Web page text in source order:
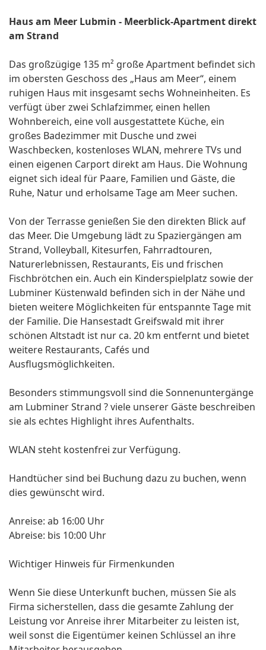
Haus am Meer Lubmin - Meerblick-Apartment direkt
am Strand
Das großzügige 135 m² große Apartment befindet sich
im obersten Geschoss des „Haus am Meer“, einem
ruhigen Haus mit insgesamt sechs Wohneinheiten. Es
verfügt über zwei Schlafzimmer, einen hellen
Wohnbereich, eine voll ausgestattete Küche, ein
großes Badezimmer mit Dusche und zwei
Waschbecken, kostenloses WLAN, mehrere TVs und
einen eigenen Carport direkt am Haus. Die Wohnung
eignet sich ideal für Paare, Familien und Gäste, die
Ruhe, Natur und erholsame Tage am Meer suchen.
Von der Terrasse genießen Sie den direkten Blick auf
das Meer. Die Umgebung lädt zu Spaziergängen am
Strand, Volleyball, Kitesurfen, Fahrradtouren,
Naturerlebnissen, Restaurants, Eis und frischen
Fischbrötchen ein. Auch ein Kinderspielplatz sowie der
Lubminer Küstenwald befinden sich in der Nähe und
bieten weitere Möglichkeiten für entspannte Tage mit
der Familie. Die Hansestadt Greifswald mit ihrer
schönen Altstadt ist nur ca. 20 km entfernt und bietet
weitere Restaurants, Cafés und
Ausflugsmöglichkeiten.
Besonders stimmungsvoll sind die Sonnenuntergänge
am Lubminer Strand ? viele unserer Gäste beschreiben
sie als echtes Highlight ihres Aufenthalts.
WLAN steht kostenfrei zur Verfügung.
Handtücher sind bei Buchung dazu zu buchen, wenn
dies gewünscht wird.
Anreise: ab 16:00 Uhr
Abreise: bis 10:00 Uhr
Wichtiger Hinweis für Firmenkunden
Wenn Sie diese Unterkunft buchen, müssen Sie als
Firma sicherstellen, dass die gesamte Zahlung der
Leistung vor Anreise ihrer Mitarbeiter zu leisten ist,
weil sonst die Eigentümer keinen Schlüssel an ihre